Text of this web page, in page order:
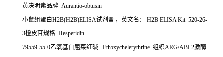
黄决明素品牌 Aurantio-obtusin
小鼠组蛋白H2B(H2B)ELISA试剂盒 ，英文名：
H2B ELISA Kit 520-26-
3橙皮苷规格 Hesperidin
79559-55-0乙氧基白屈菜红碱 Ethoxychelerythrine 组织ARG/ABL2激酶